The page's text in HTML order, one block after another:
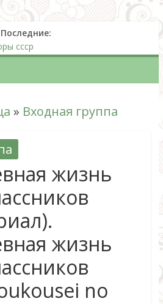
Последние:
ссср
словами: кто платит, ставки
и использование налогового
давления
борьба с целиакией
» Входная группа
жизнь
жизнь
no